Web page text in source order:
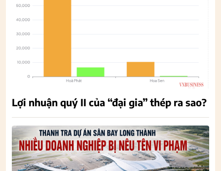
Lợi nhuận quý II của “đại gia” thép ra sao?